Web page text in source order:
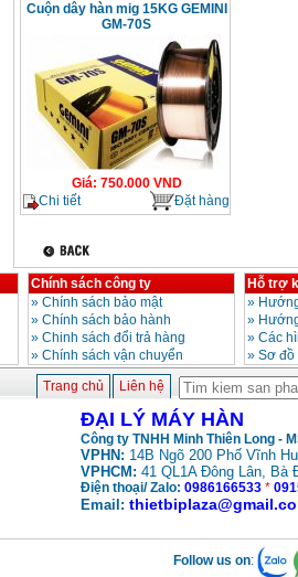
Cuộn dây hàn mig 15KG GEMINI
GM-70S
Giá: 750.000VND
Chi tiết
Đặt hàng
Chính sách công ty
» Chính sách bảo mật
» Chính sách bảo hành
» Chinh sách đổi trả hàng
» Chính sách vận chuyển
Hỗ trợ
»
»
» Các
» Sơ
Trang chủ Liên hệ
ĐẠI LÝ MÁY HÀN
Công ty TNHH Minh Thiên Long -
VPHN: 14B Ngõ 200 Phố Vĩnh
VPHCM: 41 QL1A Đông Lân, Bà
Điện thoại/ Zalo: 0986166533 *
Email:
Follow us on: